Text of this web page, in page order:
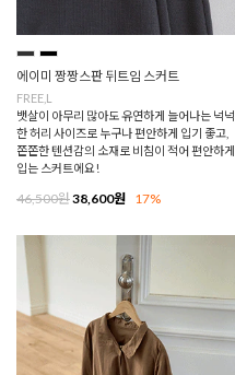
에이미 짱짱스판 뒤트임 스커트
FREE,L
뱃살이 아무리 많아도 유연하게 늘어나는 넉넉
한 허리 사이즈로 누구나 편안하게 입기 좋고,
쫀쫀한 텐션감의 소재로 비침이 적어 편안하게
입는 스커트에요!
46,500원38,600원 17%